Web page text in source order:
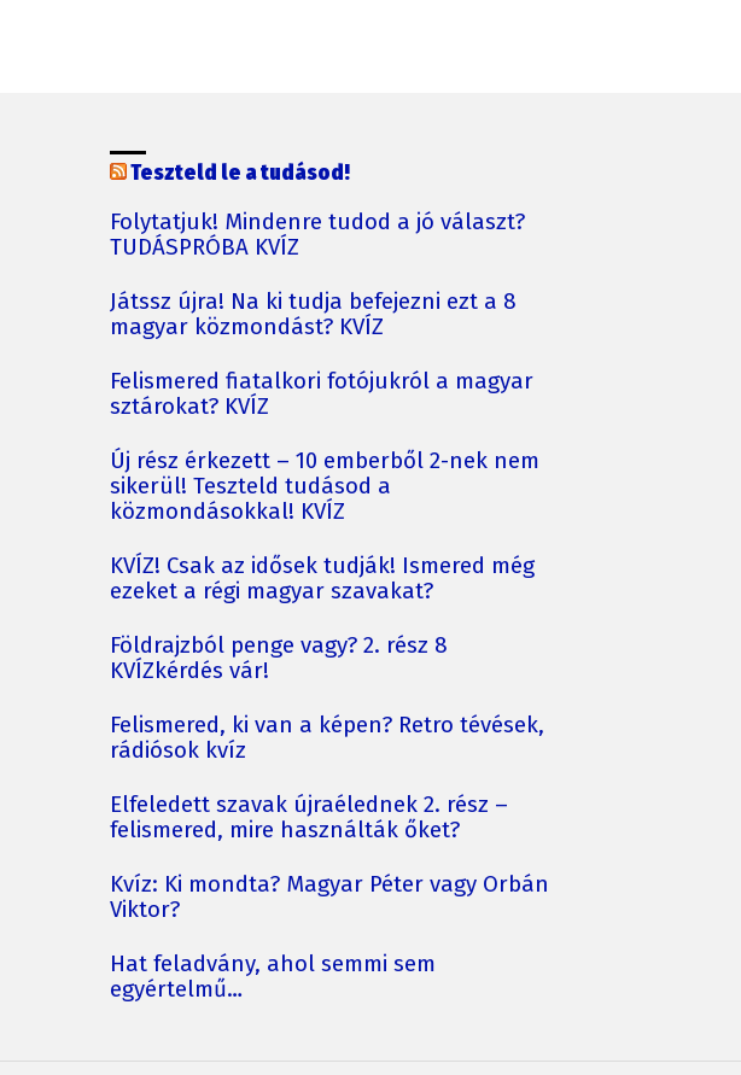
Teszteld le a tudásod!
Folytatjuk! Mindenre tudod a jó választ?
TUDÁSPRÓBA KVÍZ
Játssz újra! Na ki tudja befejezni ezt a 8
magyar közmondást? KVÍZ
Felismered fiatalkori fotójukról a magyar
sztárokat? KVÍZ
Új rész érkezett – 10 emberből 2-nek nem
sikerül! Teszteld tudásod a
közmondásokkal! KVÍZ
KVÍZ! Csak az idősek tudják! Ismered még
ezeket a régi magyar szavakat?
Földrajzból penge vagy? 2. rész 8
KVÍZkérdés vár!
Felismered, ki van a képen? Retro tévések,
rádiósok kvíz
Elfeledett szavak újraélednek 2. rész –
felismered, mire használták őket?
Kvíz: Ki mondta? Magyar Péter vagy Orbán
Viktor?
Hat feladvány, ahol semmi sem
egyértelmű…